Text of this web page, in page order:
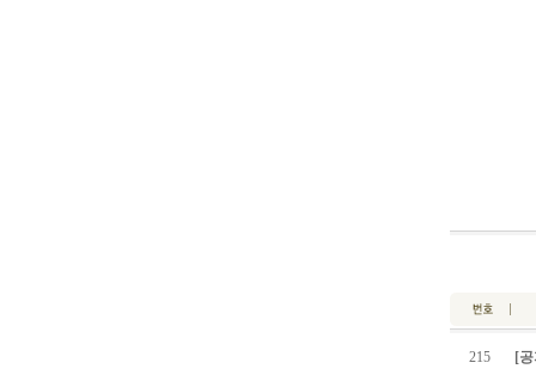
215 [